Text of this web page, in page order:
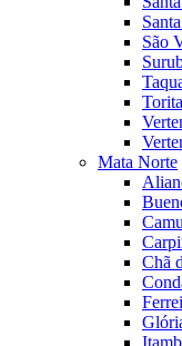
São
Mata Norte
Chã